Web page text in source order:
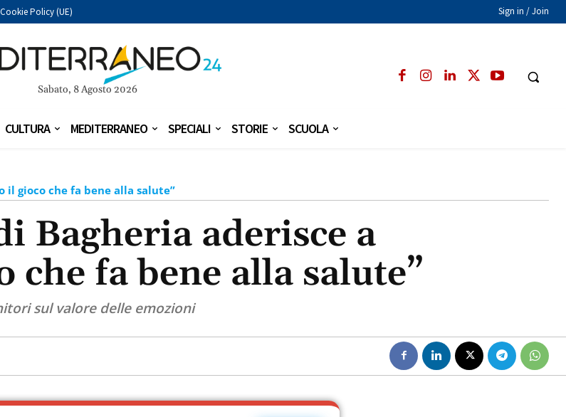
Cookie Policy (UE) Sign in / Join
Sabato, 8 Agosto 2026
CULTURA MEDITERRANEO SPECIALI STORIE SCUOLA
il gioco che fa bene alla salute”
Bagheria aderisce a
che fa bene alla salute”
sul valore delle emozioni